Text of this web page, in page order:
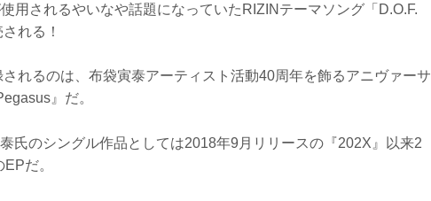
用されるやいなや話題になっていたRIZINテーマソング「D.O.F.
れる！
されるのは、布袋寅泰アーティスト活動40周年を飾るアニヴァーサ
』だ。
氏のシングル作品としては2018年9月リリースの『202X』以来2
だ。